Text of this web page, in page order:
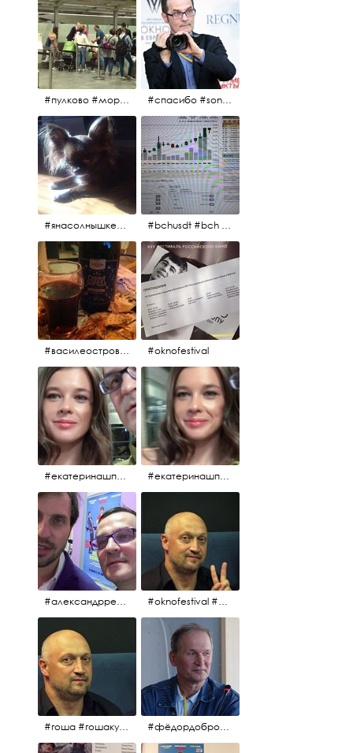
#пулково #море #песок #лето #морепесоксолнце #дваночи #спасибо #sony #nikon #oknofestivsl @alex_kurov #aplgallery
#янасолнышкележу #янасолнышкогляжу #чихуахуа #bchusdt #bch #usdt #sell #buy #exchange #markets #bitcoincash #cryptocurrency #pump
#василеостровское #синяяборода #пиво #пивовобла #вобла #рыба #oknofestival
#екатеринашпица #шпица @ekaterinashpitsa #екатеринашпица #шпица @ekaterinashpitsa
#александрревва #ревва #артурпирожков #бабушкалегкогоповедения @arthurpirozhkov #oknofestival #gosha #гошакуценко
#гоша #гошакуценко #oknofestival #фёдордобронравов #кино #хорошеекино #жилибыли